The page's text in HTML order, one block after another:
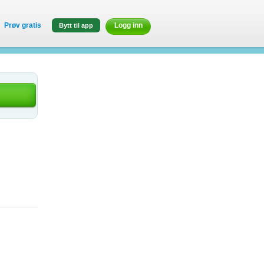
Prøv gratis Bytt til app Logg inn